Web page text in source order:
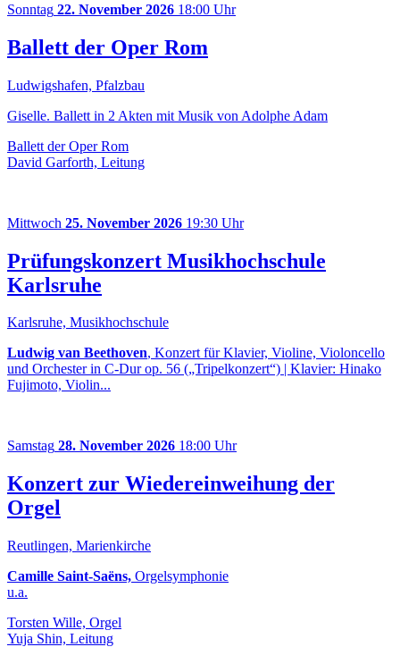
Sonntag 22. November 2026 18:00 Uhr
Ballett der Oper Rom
Ludwigshafen, Pfalzbau
Giselle. Ballett in 2 Akten mit Musik von Adolphe Adam
Ballett der Oper Rom
David Garforth, Leitung
Mittwoch 25. November 2026 19:30 Uhr
Prüfungskonzert Musikhochschule
Karlsruhe
Karlsruhe, Musikhochschule
Ludwig van Beethoven, Konzert für Klavier, Violine, Violoncello
und Orchester in C-Dur op. 56 („Tripelkonzert“) | Klavier: Hinako
Fujimoto, Violin...
Samstag 28. November 2026 18:00 Uhr
Konzert zur Wiedereinweihung der
Orgel
Reutlingen, Marienkirche
Camille Saint-Saëns, Orgelsymphonie
u.a.
Torsten Wille, Orgel
Yuja Shin, Leitung